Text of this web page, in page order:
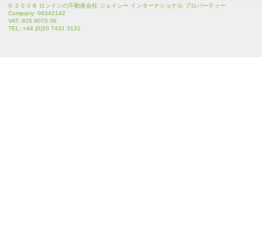
© ２００８ ロンドンの不動産会社 ジェイシー インターナショナル プロパーティー
Company: 06342142
VAT: 926 9070 06
TEL: +44 (0)20 7431 3131